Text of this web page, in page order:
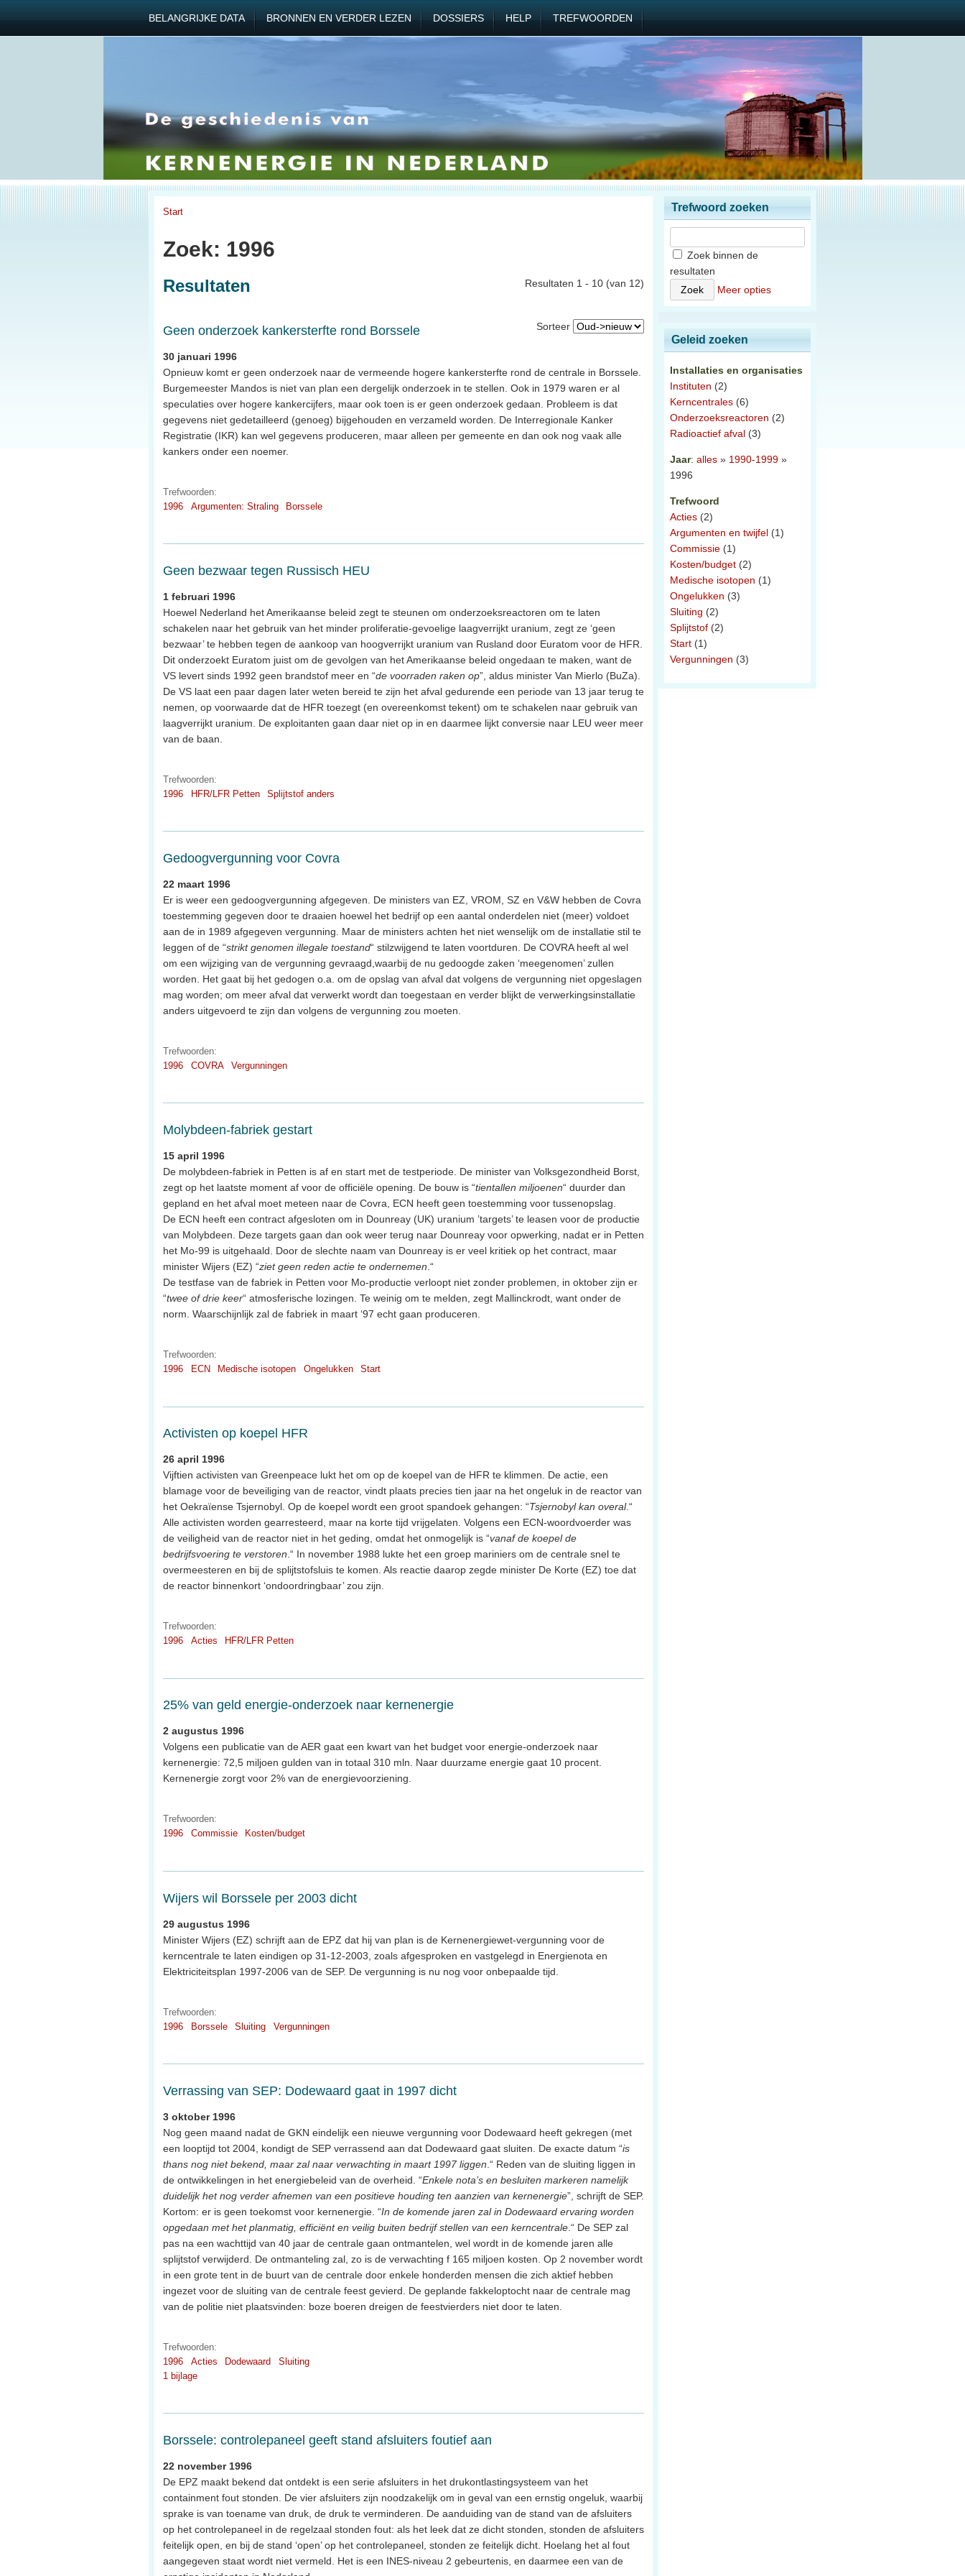
BELANGRIJKE DATA BRONNEN EN VERDER LEZEN DOSSIERS HELP TREFWOORDEN
Start
Zoek: 1996
Resultaten 1 - 10 (van 12)
Resultaten
Sorteer
Geen onderzoek kankersterfte rond Borssele
30 januari 1996
Opnieuw komt er geen onderzoek naar de vermeende hogere kankersterfte rond de centrale in Borssele.
Burgemeester Mandos is niet van plan een dergelijk onderzoek in te stellen. Ook in 1979 waren er al
speculaties over hogere kankercijfers, maar ook toen is er geen onderzoek gedaan. Probleem is dat
gegevens niet gedetailleerd (genoeg) bijgehouden en verzameld worden. De Interregionale Kanker
Registratie (IKR) kan wel gegevens produceren, maar alleen per gemeente en dan ook nog vaak alle
kankers onder een noemer.
Trefwoorden:
1996
Argumenten: Straling Borssele
Geen bezwaar tegen Russisch HEU
1 februari 1996
Hoewel Nederland het Amerikaanse beleid zegt te steunen om onderzoeksreactoren om te laten
schakelen naar het gebruik van het minder proliferatie-gevoelige laagverrijkt uranium, zegt ze ‘geen
bezwaar’ te hebben tegen de aankoop van hoogverrijkt uranium van Rusland door Euratom voor de HFR.
Dit onderzoekt Euratom juist om de gevolgen van het Amerikaanse beleid ongedaan te maken, want de
VS levert sinds 1992 geen brandstof meer en “de voorraden raken op”, aldus minister Van Mierlo (BuZa).
De VS laat een paar dagen later weten bereid te zijn het afval gedurende een periode van 13 jaar terug te
nemen, op voorwaarde dat de HFR toezegt (en overeenkomst tekent) om te schakelen naar gebruik van
laagverrijkt uranium. De exploitanten gaan daar niet op in en daarmee lijkt conversie naar LEU weer meer
van de baan.
Trefwoorden:
1996
HFR/LFR Petten Splijtstof anders
Gedoogvergunning voor Covra
22 maart 1996
Er is weer een gedoogvergunning afgegeven. De ministers van EZ, VROM, SZ en V&W hebben de Covra
toestemming gegeven door te draaien hoewel het bedrijf op een aantal onderdelen niet (meer) voldoet
aan de in 1989 afgegeven vergunning. Maar de ministers achten het niet wenselijk om de installatie stil te
leggen of de “strikt genomen illegale toestand“ stilzwijgend te laten voortduren. De COVRA heeft al wel
om een wijziging van de vergunning gevraagd,waarbij de nu gedoogde zaken ‘meegenomen’ zullen
worden. Het gaat bij het gedogen o.a. om de opslag van afval dat volgens de vergunning niet opgeslagen
mag worden; om meer afval dat verwerkt wordt dan toegestaan en verder blijkt de verwerkingsinstallatie
anders uitgevoerd te zijn dan volgens de vergunning zou moeten.
Trefwoorden:
1996
COVRA Vergunningen
Molybdeen-fabriek gestart
15 april 1996
De molybdeen-fabriek in Petten is af en start met de testperiode. De minister van Volksgezondheid Borst,
zegt op het laatste moment af voor de officiële opening. De bouw is “tientallen miljoenen“ duurder dan
gepland en het afval moet meteen naar de Covra, ECN heeft geen toestemming voor tussenopslag.
De ECN heeft een contract afgesloten om in Dounreay (UK) uranium ’targets’ te leasen voor de productie
van Molybdeen. Deze targets gaan dan ook weer terug naar Dounreay voor opwerking, nadat er in Petten
het Mo-99 is uitgehaald. Door de slechte naam van Dounreay is er veel kritiek op het contract, maar
minister Wijers (EZ) “ziet geen reden actie te ondernemen .“
De testfase van de fabriek in Petten voor Mo-productie verloopt niet zonder problemen, in oktober zijn er
“twee of drie keer“ atmosferische lozingen. Te weinig om te melden, zegt Mallinckrodt, want onder de
norm. Waarschijnlijk zal de fabriek in maart ‘97 echt gaan produceren.
Trefwoorden:
1996
ECN Medische isotopen Ongelukken Start
Activisten op koepel HFR
26 april 1996
Vijftien activisten van Greenpeace lukt het om op de koepel van de HFR te klimmen. De actie, een
blamage voor de beveiliging van de reactor, vindt plaats precies tien jaar na het ongeluk in de reactor van
het Oekraïense Tsjernobyl. Op de koepel wordt een groot spandoek gehangen: “Tsjernobyl kan overal.“
Alle activisten worden gearresteerd, maar na korte tijd vrijgelaten. Volgens een ECN-woordvoerder was
de veiligheid van de reactor niet in het geding, omdat het onmogelijk is “vanaf de koepel de
bedrijfsvoering te verstoren.“ In november 1988 lukte het een groep mariniers om de centrale snel te
overmeesteren en bij de splijtstofsluis te komen. Als reactie daarop zegde minister De Korte (EZ) toe dat
de reactor binnenkort ‘ondoordringbaar’ zou zijn.
Trefwoorden:
1996
Acties HFR/LFR Petten
25% van geld energie-onderzoek naar kernenergie
2 augustus 1996
Volgens een publicatie van de AER gaat een kwart van het budget voor energie-onderzoek naar
kernenergie: 72,5 miljoen gulden van in totaal 310 mln. Naar duurzame energie gaat 10 procent.
Kernenergie zorgt voor 2% van de energievoorziening.
Trefwoorden:
1996
Commissie Kosten/budget
Wijers wil Borssele per 2003 dicht
29 augustus 1996
Minister Wijers (EZ) schrijft aan de EPZ dat hij van plan is de Kernenergiewet-vergunning voor de
kerncentrale te laten eindigen op 31-12-2003, zoals afgesproken en vastgelegd in Energienota en
Elektriciteitsplan 1997-2006 van de SEP. De vergunning is nu nog voor onbepaalde tijd.
Trefwoorden:
1996
Borssele Sluiting Vergunningen
Verrassing van SEP: Dodewaard gaat in 1997 dicht
3 oktober 1996
Nog geen maand nadat de GKN eindelijk een nieuwe vergunning voor Dodewaard heeft gekregen (met
een looptijd tot 2004, kondigt de SEP verrassend aan dat Dodewaard gaat sluiten. De exacte datum “is
thans nog niet bekend, maar zal naar verwachting in maart 1997 liggen .“ Reden van de sluiting liggen in
de ontwikkelingen in het energiebeleid van de overheid. “Enkele nota’s en besluiten markeren namelijk
duidelijk het nog verder afnemen van een positieve houding ten aanzien van kernenergie”, schrijft de SEP.
Kortom: er is geen toekomst voor kernenergie. “In de komende jaren zal in Dodewaard ervaring worden
opgedaan met het planmatig, efficiënt en veilig buiten bedrijf stellen van een kerncentrale .“ De SEP zal
pas na een wachttijd van 40 jaar de centrale gaan ontmantelen, wel wordt in de komende jaren alle
splijtstof verwijderd. De ontmanteling zal, zo is de verwachting f 165 miljoen kosten. Op 2 november wordt
in een grote tent in de buurt van de centrale door enkele honderden mensen die zich aktief hebben
ingezet voor de sluiting van de centrale feest gevierd. De geplande fakkeloptocht naar de centrale mag
van de politie niet plaatsvinden: boze boeren dreigen de feestvierders niet door te laten.
Trefwoorden:
1996
Acties Dodewaard
Sluiting
1 bijlage
Borssele: controlepaneel geeft stand afsluiters foutief aan
22 november 1996
De EPZ maakt bekend dat ontdekt is een serie afsluiters in het drukontlastingsysteem van het
containment fout stonden. De vier afsluiters zijn noodzakelijk om in geval van een ernstig ongeluk, waarbij
sprake is van toename van druk, de druk te verminderen. De aanduiding van de stand van de afsluiters
op het controlepaneel in de regelzaal stonden fout: als het leek dat ze dicht stonden, stonden de afsluiters
feitelijk open, en bij de stand ‘open’ op het controlepaneel, stonden ze feitelijk dicht. Hoelang het al fout
aangegeven staat wordt niet vermeld. Het is een INES-niveau 2 gebeurtenis, en daarmee een van de
Trefwoord zoeken
Zoek binnen de
resultaten
Meer opties
Geleid zoeken
Installaties en organisaties
Instituten (2)
Kerncentrales (6)
Onderzoeksreactoren (2)
Radioactief afval (3)
Jaar: alles » 1990-1999 »
1996
Trefwoord
Acties (2)
Argumenten en twijfel (1)
Commissie (1)
Kosten/budget (2)
Medische isotopen (1)
Ongelukken (3)
Sluiting (2)
Splijtstof (2)
Start (1)
Vergunningen (3)